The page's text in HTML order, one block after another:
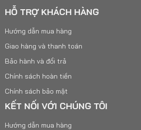
HỖ TRỢ KHÁCH HÀNG
Hướng dẫn mua hàng
Giao hàng và thanh toán
Bảo hành và đổi trả
Chính sách hoàn tiền
Chính sách bảo mật
KẾT NỐI VỚI CHÚNG TÔI
Hướng dẫn mua hàng